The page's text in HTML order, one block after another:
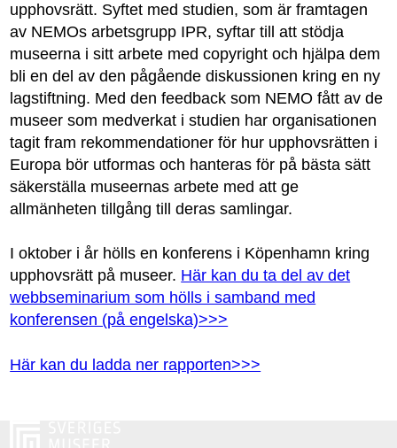
upphovsrätt. Syftet med studien, som är framtagen
av NEMOs arbetsgrupp IPR, syftar till att stödja
museerna i sitt arbete med copyright och hjälpa dem
bli en del av den pågående diskussionen kring en ny
lagstiftning. Med den feedback som NEMO fått av de
museer som medverkat i studien har organisationen
tagit fram rekommendationer för hur upphovsrätten i
Europa bör utformas och hanteras för på bästa sätt
säkerställa museernas arbete med att ge
allmänheten tillgång till deras samlingar.
I oktober i år hölls en konferens i Köpenhamn kring
upphovsrätt på museer. Här kan du ta del av det
webbseminarium som hölls i samband med
konferensen (på engelska)>>>
Här kan du ladda ner rapporten>>>